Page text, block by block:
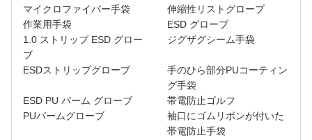
マイクロファイバー手袋
伸縮性リストグローブ
作業用手袋
ESD グローブ
1.0 ストリップ ESD グロー
ブ
ジグザグシーム手袋
ESDストリップグローブ
手のひら部分PUコーティン
グ手袋
ESD PU パーム グローブ
帯電防止ゴルフ
PUパームグローブ
袖口にゴムリボンが付いた
帯電防止手袋